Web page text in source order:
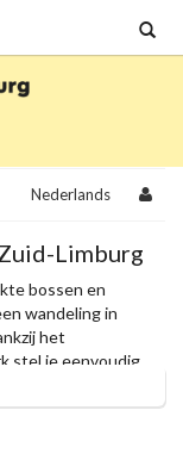
Nederlands
Limburg
bossen en
wandeling in
het
stel je eenvoudig
knooppunten.